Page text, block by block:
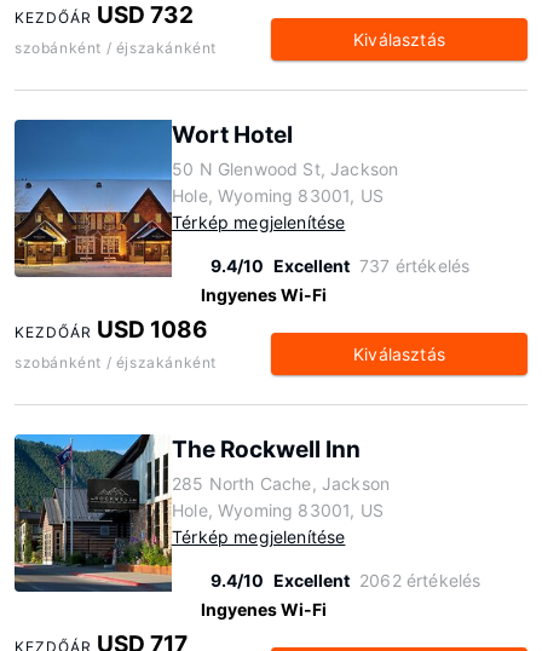
KEZDŐÁR USD 732
szobánként / éjszakánként Kiválasztás
Wort Hotel
50 N Glenwood St, Jackson
Hole, Wyoming 83001, US
Térkép megjelenítése
9.4/10 Excellent 737 értékelés
Ingyenes Wi-Fi
KEZDŐÁR USD 1086
szobánként / éjszakánként Kiválasztás
The Rockwell Inn
285 North Cache, Jackson
Hole, Wyoming 83001, US
Térkép megjelenítése
9.4/10 Excellent 2062 értékelés
Ingyenes Wi-Fi
KEZDŐÁR USD 717